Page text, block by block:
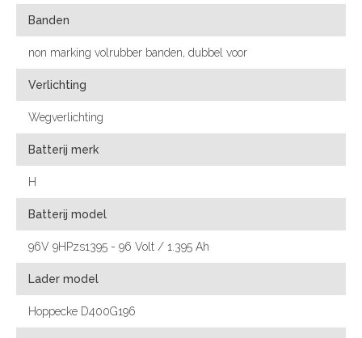
Banden
non marking volrubber banden, dubbel voor
Verlichting
Wegverlichting
Batterij merk
H
Batterij model
96V 9HPzs1395 - 96 Volt / 1.395 Ah
Lader model
Hoppecke D400G196